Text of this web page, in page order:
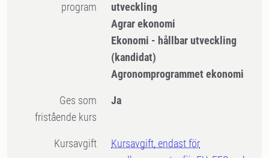
program
utveckling
Agrar ekonomi
Ekonomi - hållbar utveckling
(kandidat)
Agronomprogrammet ekonomi
Ges som
fristående kurs
Ja
Kursavgift
Kursavgift, endast för